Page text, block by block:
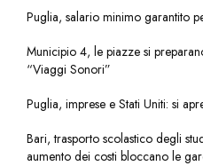
Puglia, salario minimo garantito
Municipio 4, le piazze si
“Viaggi Sonori”
Puglia, imprese e Stati Uniti: si
Bari, trasporto scolastico degli
aumento dei costi bloccano le